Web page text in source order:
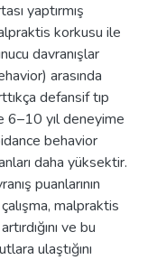
yaptırmış
korkusu ile
davranışlar
arasında
defansif tıp
6–10 yıl deneyime
behavior
daha yüksektir.
puanlarının
malpraktis
ve bu
ulaştığını